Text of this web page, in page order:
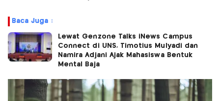
Baca Juga :
Lewat Genzone Talks iNews Campus
Connect di UNS, Timotius Mulyadi dan
Namira Adjani Ajak Mahasiswa Bentuk
Mental Baja